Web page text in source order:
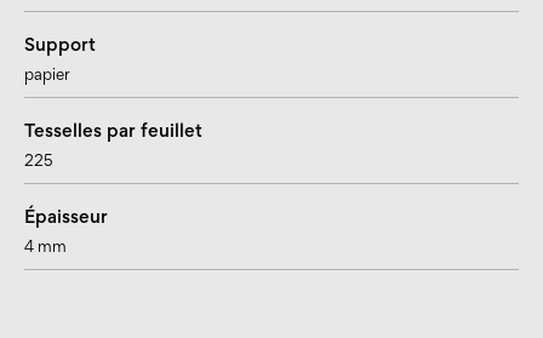
Support
papier
Tesselles par feuillet
225
Épaisseur
4 mm